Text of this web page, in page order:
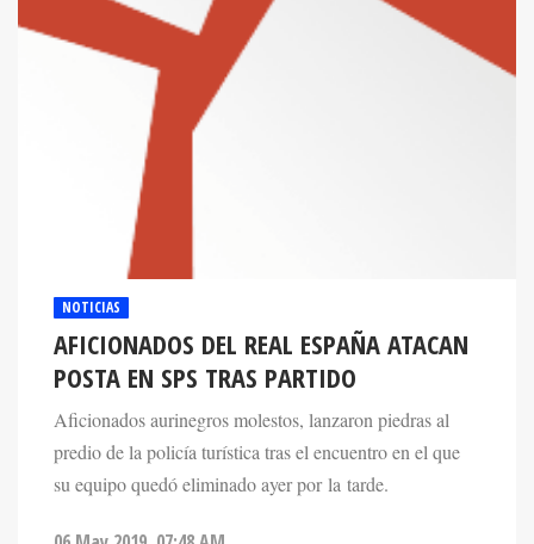
NOTICIAS
AFICIONADOS DEL REAL ESPAÑA ATACAN
POSTA EN SPS TRAS PARTIDO
Aficionados aurinegros molestos, lanzaron piedras al
predio de la policía turística tras el encuentro en el que
su equipo quedó eliminado ayer por la tarde.